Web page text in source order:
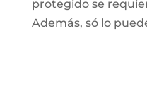
protegido se
Además, só lo